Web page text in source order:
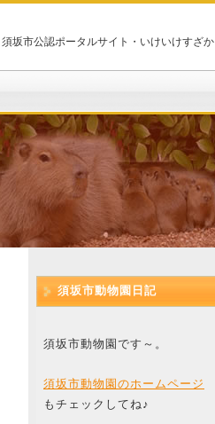
須坂市公認ポータルサイト・いけいけすざか
須坂市動物園日記
須坂市動物園です～。
須坂市動物園のホームページ
もチェックしてね♪